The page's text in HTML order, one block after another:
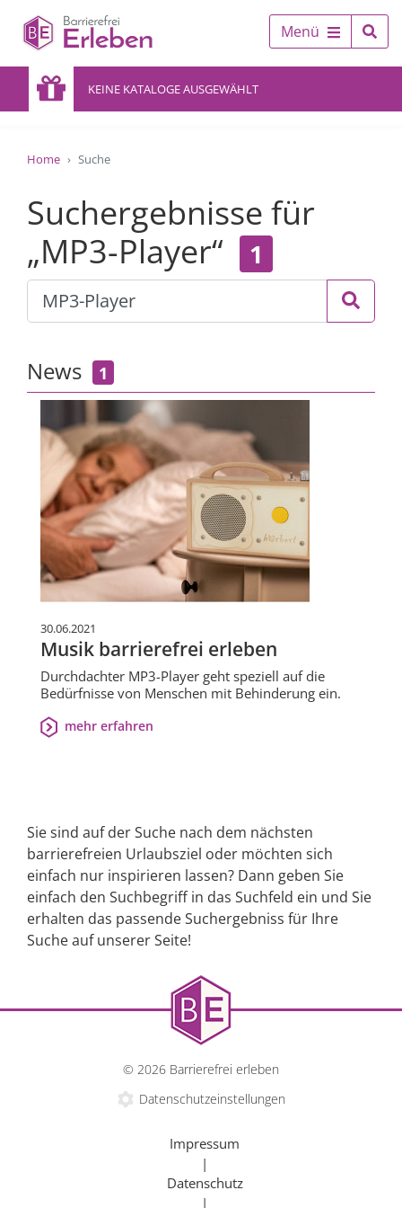
Menü
KEINE KATALOGE AUSGEWÄHLT
Home Suche
Suchergebnisse für
„MP3-Player“
1
News 1
30.06.2021
Musik barrierefrei erleben
Durchdachter MP3-Player geht speziell auf die
Bedürfnisse von Menschen mit Behinderung ein.
mehr erfahren
Sie sind auf der Suche nach dem nächsten
barrierefreien Urlaubsziel oder möchten sich
einfach nur inspirieren lassen? Dann geben Sie
einfach den Suchbegriff in das Suchfeld ein und Sie
erhalten das passende Suchergebniss für Ihre
Suche auf unserer Seite!
© 2026 Barrierefrei erleben
Datenschutzeinstellungen
Impressum
|
Datenschutz
|